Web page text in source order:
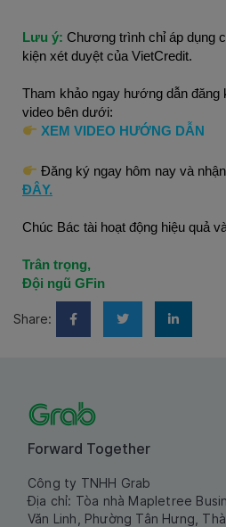
Lưu ý: Chương trình chỉ áp dụng
kiện xét duyệt của VietCredit.
Tham khảo ngay hướng dẫn
video bên dưới:
XEM VIDEO HƯỚNG DẪN
Đăng ký ngay hôm nay và
ĐÂY.
Chúc Bác tài hoạt động hiệu quả
Trân trọng,
Đội ngũ GFin
Share:
Forward Together
Công ty TNHH Grab
Địa chỉ: Tòa nhà Mapletree
Văn Linh, Phường Tân Hưng,